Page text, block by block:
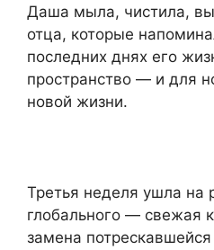
Даша мыла, чистила,
отца, которые
последних днях его
пространство — и для
новой жизни.
Третья неделя ушла на
глобального — свежая
замена